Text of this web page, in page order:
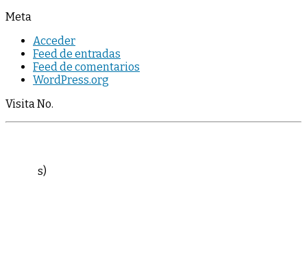
Meta
Acceder
Feed de entradas
Feed de comentarios
WordPress.org
Visita No.
s)